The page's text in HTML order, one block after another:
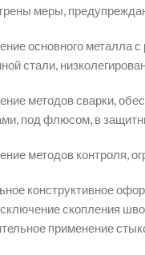
меры,
основного металла
стали,
методов сварки,
под флюсом, в
методов контроля,
конструктивное
скопления
применение